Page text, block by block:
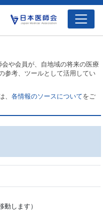
や会員が、自地域の将来の医療
参考、ツールとして活用してい
、各情報のソースについてをご
動します）